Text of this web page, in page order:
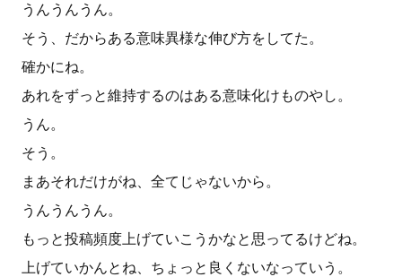
うんうんうん。
そう、だからある意味異様な伸び方をしてた。
確かにね。
あれをずっと維持するのはある意味化けものやし。
うん。
そう。
まあそれだけがね、全てじゃないから。
うんうんうん。
もっと投稿頻度上げていこうかなと思ってるけどね。
上げていかんとね、ちょっと良くないなっていう。